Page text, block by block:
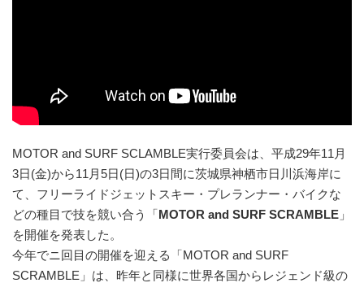
MOTOR and SURF SCLAMBLE実⾏委員会は、平成29年11⽉
3⽇(⾦)から11⽉5⽇(⽇)の3⽇間に茨城県神栖市⽇川浜海岸に
て、フリーライドジェットスキー・プレランナー・バイクな
どの種⽬で技を競い合う「MOTOR and SURF SCRAMBLE 」
を開催を発表した。
今年でニ回⽬の開催を迎える「MOTOR and SURF
SCRAMBLE」は、昨年と同様に世界各国からレジェンド級の